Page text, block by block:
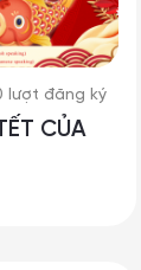
lượt đăng ký
CỦA